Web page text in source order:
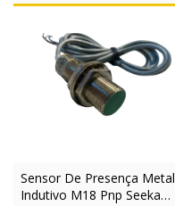
Sensor De Presença Metal
Indutivo M18 Pnp Seeka